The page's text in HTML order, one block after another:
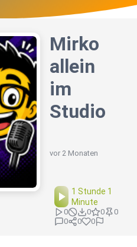
Mirko
allein
im
Studio
vor 2 Monaten
1 Stunde 1
Minute
0 0 0
0
0
0 0